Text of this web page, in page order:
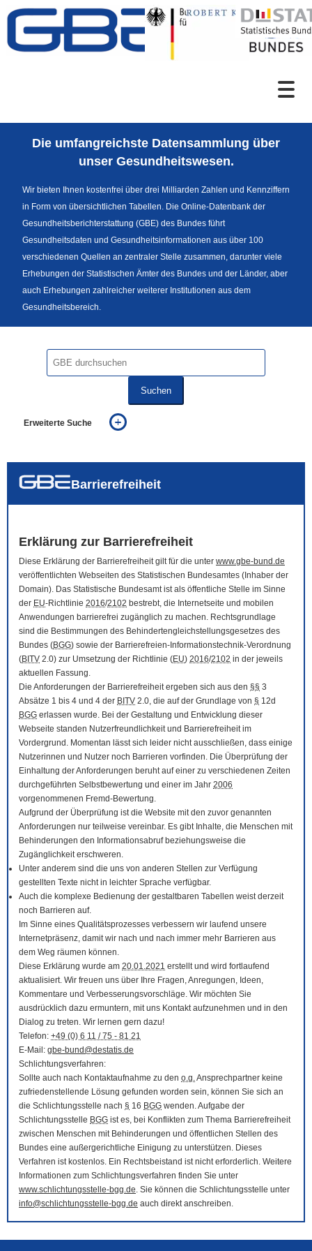
Zum Inhalt
Sprachumschaltung
Die umfangreichste Datensammlung über
unser Gesundheitswesen.
Wir bieten Ihnen kostenfrei über drei Milliarden Zahlen und Kennziffern
in Form von übersichtlichen Tabellen. Die Online-Datenbank der
Gesundheitsberichterstattung (GBE) des Bundes führt
Gesundheitsdaten und Gesundheitsinformationen aus über 100
verschiedenen Quellen an zentraler Stelle zusammen, darunter viele
Erhebungen der Statistischen Ämter des Bundes und der Länder, aber
auch Erhebungen zahlreicher weiterer Institutionen aus dem
Gesundheitsbereich.
Suchen
Erweiterte Suche
auch in allen Texten suchen (Volltextsuche)
Barrierefreiheit
Erklärung zur Barrierefreiheit
Diese Erklärung der Barrierefreiheit gilt für die unter www.gbe-bund.de
veröffentlichten Webseiten des Statistischen Bundesamtes (Inhaber der
Domain). Das Statistische Bundesamt ist als öffentliche Stelle im Sinne
der EU-Richtlinie 2016/2102 bestrebt, die Internetseite und mobilen
Anwendungen barrierefrei zugänglich zu machen. Rechtsgrundlage
sind die Bestimmungen des Behindertengleichstellungsgesetzes des
Bundes (BGG) sowie der Barrierefreien-Informationstechnik-Verordnung
(BITV 2.0) zur Umsetzung der Richtlinie (EU) 2016/2102 in der jeweils
aktuellen Fassung.
Die Anforderungen der Barrierefreiheit ergeben sich aus den §§ 3
Absätze 1 bis 4 und 4 der BITV 2.0, die auf der Grundlage von § 12d
BGG erlassen wurde. Bei der Gestaltung und Entwicklung dieser
Webseite standen Nutzerfreundlichkeit und Barrierefreiheit im
Vordergrund. Momentan lässt sich leider nicht ausschließen, dass einige
Nutzerinnen und Nutzer noch Barrieren vorfinden. Die Überprüfung der
Einhaltung der Anforderungen beruht auf einer zu verschiedenen Zeiten
durchgeführten Selbstbewertung und einer im Jahr 2006
vorgenommenen Fremd-Bewertung.
Aufgrund der Überprüfung ist die Website mit den zuvor genannten
Anforderungen nur teilweise vereinbar. Es gibt Inhalte, die Menschen mit
Behinderungen den Informationsabruf beziehungsweise die
Zugänglichkeit erschweren.
Unter anderem sind die uns von anderen Stellen zur Verfügung
gestellten Texte nicht in leichter Sprache verfügbar.
Auch die komplexe Bedienung der gestaltbaren Tabellen weist derzeit
noch Barrieren auf.
Im Sinne eines Qualitätsprozesses verbessern wir laufend unsere
Internetpräsenz, damit wir nach und nach immer mehr Barrieren aus
dem Weg räumen können.
Diese Erklärung wurde am 20.01.2021 erstellt und wird fortlaufend
aktualisiert. Wir freuen uns über Ihre Fragen, Anregungen, Ideen,
Kommentare und Verbesserungsvorschläge. Wir möchten Sie
ausdrücklich dazu ermuntern, mit uns Kontakt aufzunehmen und in den
Dialog zu treten. Wir lernen gern dazu!
Telefon: +49 (0) 6 11 / 75 - 81 21
E-Mail : gbe-bund@destatis.de
Schlichtungsverfahren:
Sollte auch nach Kontaktaufnahme zu den o.g.Ansprechpartner keine
zufriedenstellende Lösung gefunden worden sein, können Sie sich an
die Schlichtungsstelle nach § 16 BGG wenden. Aufgabe der
Schlichtungsstelle BGG ist es, bei Konflikten zum Thema Barrierefreiheit
zwischen Menschen mit Behinderungen und öffentlichen Stellen des
Bundes eine außergerichtliche Einigung zu unterstützen. Dieses
Verfahren ist kostenlos. Ein Rechtsbeistand ist nicht erforderlich. Weitere
Informationen zum Schlichtungsverfahren finden Sie unter
www.schlichtungsstelle-bgg.de. Sie können die Schlichtungsstelle unter
info@schlichtungsstelle-bgg.de auch direkt anschreiben.